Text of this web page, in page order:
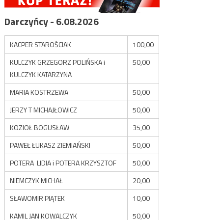
Darczyńcy - 6.08.2026
KACPER STAROŚCIAK
100,00
KULCZYK GRZEGORZ POLIŃSKA i
KULCZYK KATARZYNA
50,00
MARIA KOSTRZEWA
50,00
JERZY T MICHAJŁOWICZ
50,00
KOZIOŁ BOGUSŁAW
35,00
PAWEŁ ŁUKASZ ZIEMIAŃSKI
50,00
POTERA LIDIA i POTERA KRZYSZTOF
50,00
NIEMCZYK MICHAŁ
20,00
SŁAWOMIR PIĄTEK
10,00
KAMIL JAN KOWALCZYK
50,00